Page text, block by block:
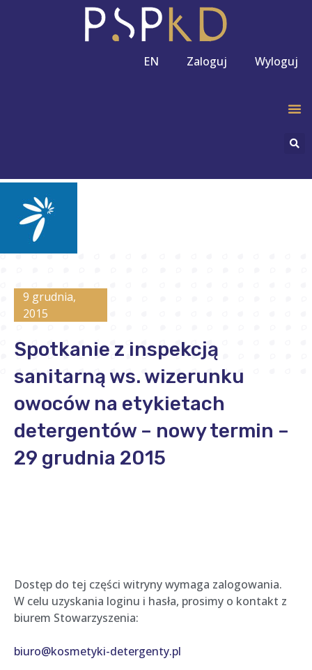
EN Zaloguj Wyloguj
9 grudnia,
2015
Spotkanie z inspekcją
sanitarną ws. wizerunku
owoców na etykietach
detergentów – nowy termin –
29 grudnia 2015
Dostęp do tej części witryny wymaga zalogowania.
W celu uzyskania loginu i hasła, prosimy o kontakt z
biurem Stowarzyszenia:
biuro@kosmetyki-detergenty.pl